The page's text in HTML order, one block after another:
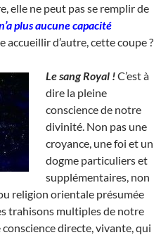
elle ne peut pas se remplir de
plus aucune capacité
accueillir d’autre, cette coupe ?
Le sang Royal !C’est à
dire la pleine
conscience de notre
divinité. Non pas une
croyance, une foi et un
dogme particuliers et
supplémentaires, non
religion orientale présumée
trahisons multiples de notre
directe, vivante, qui